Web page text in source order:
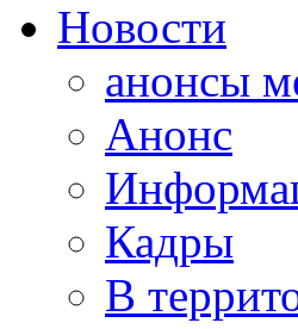
Новости
анонсы
Анонс
Кадры
В